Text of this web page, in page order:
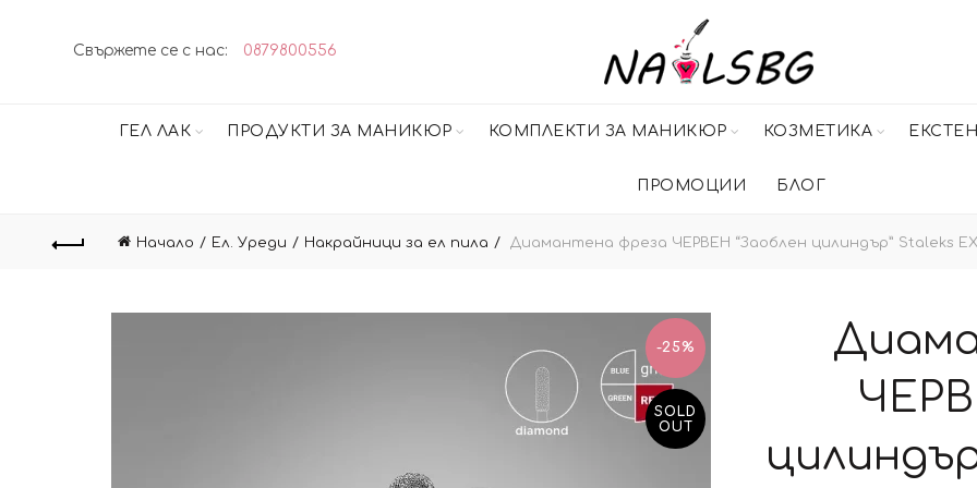
Свържете се с нас: 0879800556
ГЕЛ ЛАК ПРОДУКТИ ЗА МАНИКЮР КОМПЛЕКТИ ЗА МАНИКЮР КОЗМЕТИКА
ПРОМОЦИИ БЛОГ
Начало Ел. Уреди Накрайници за ел пила Диамантена фреза ЧЕРВЕН “Заоблен цилиндър” Staleks
-25%
SOLD
OUT